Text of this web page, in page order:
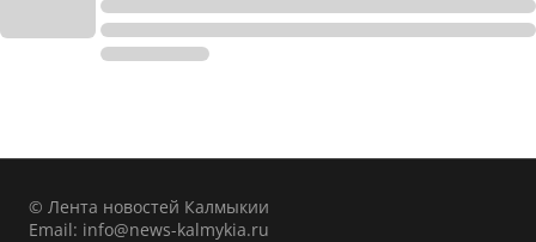
© Лента новостей Калмыкии
Email: info@news-kalmykia.ru